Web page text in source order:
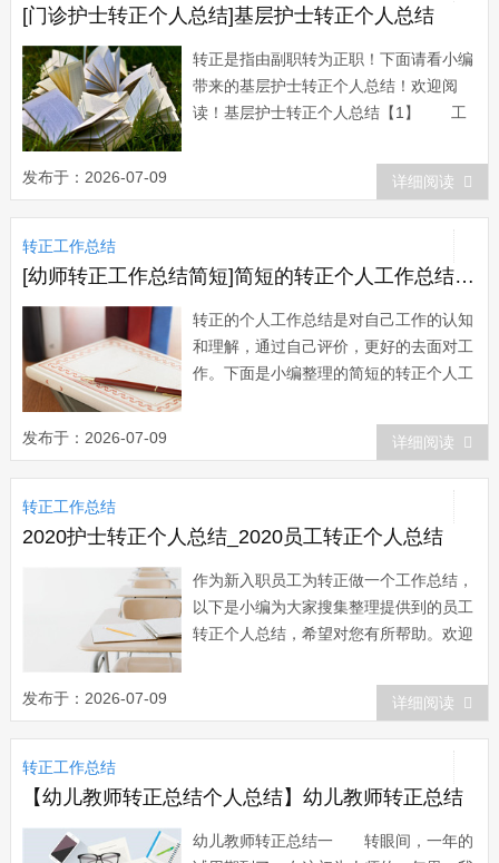
[门诊护士转正个人总结]基层护士转正个人总结
转正是指由副职转为正职！下面请看小编
带来的基层护士转正个人总结！欢迎阅
读！基层护士转正个人总结【1】 工
言传身教、关心培养下，在同事的支持帮
助、密切配合下，我不断加强思想政治学
习，对工作精益求精，圆满地完成了自己
所承担的各项工作任务，个人思想政治素
质和业务工...
发布于：2026-07-09 详细阅读
转正工作总结
[幼师转正工作总结简短]简短的转正个人工作总结四篇
转正的个人工作总结是对自己工作的认知
和理解，通过自己评价，更好的去面对工
作。下面是小编整理的简短的转正个人工
总结1 本人自20xx年xx月xx日起进入
xx公司从事xx工作，在不知不觉中已经经
过了2个月的试用期。 在这段时间
里，我感悟颇多，虽然这并不是我的第...
发布于：2026-07-09 详细阅读
转正工作总结
2020护士转正个人总结_2020员工转正个人总结
作为新入职员工为转正做一个工作总结，
以下是小编为大家搜集整理提供到的员工
转正个人总结，希望对您有所帮助。欢迎
1 尊敬的领导： 您好! 我于20
年 月成为公司的试用员工，初来公司，
曾经很担心不知该如何做好工作;但是公
司宽松融洽的工作氛围、团结向上的企
业...
发布于：2026-07-09 详细阅读
转正工作总结
【幼儿教师转正总结个人总结】幼儿教师转正总结
幼儿教师转正总结一 转眼间，一年的